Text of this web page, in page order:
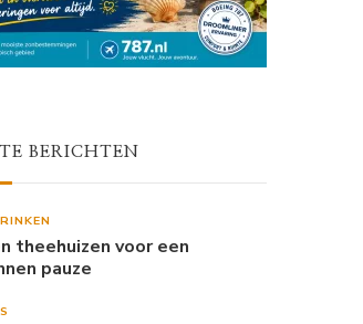
BERICHTEN
theehuizen voor een
pauze